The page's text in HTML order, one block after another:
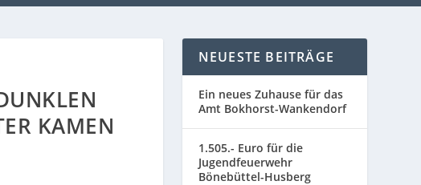
R
KAMEN Z
NEUESTE BEITRÄGE
Ein neues Zuhause für das
Amt Bokhorst-Wankendorf
1.505.- Euro für die
Jugendfeuerwehr
Bönebüttel-Husberg